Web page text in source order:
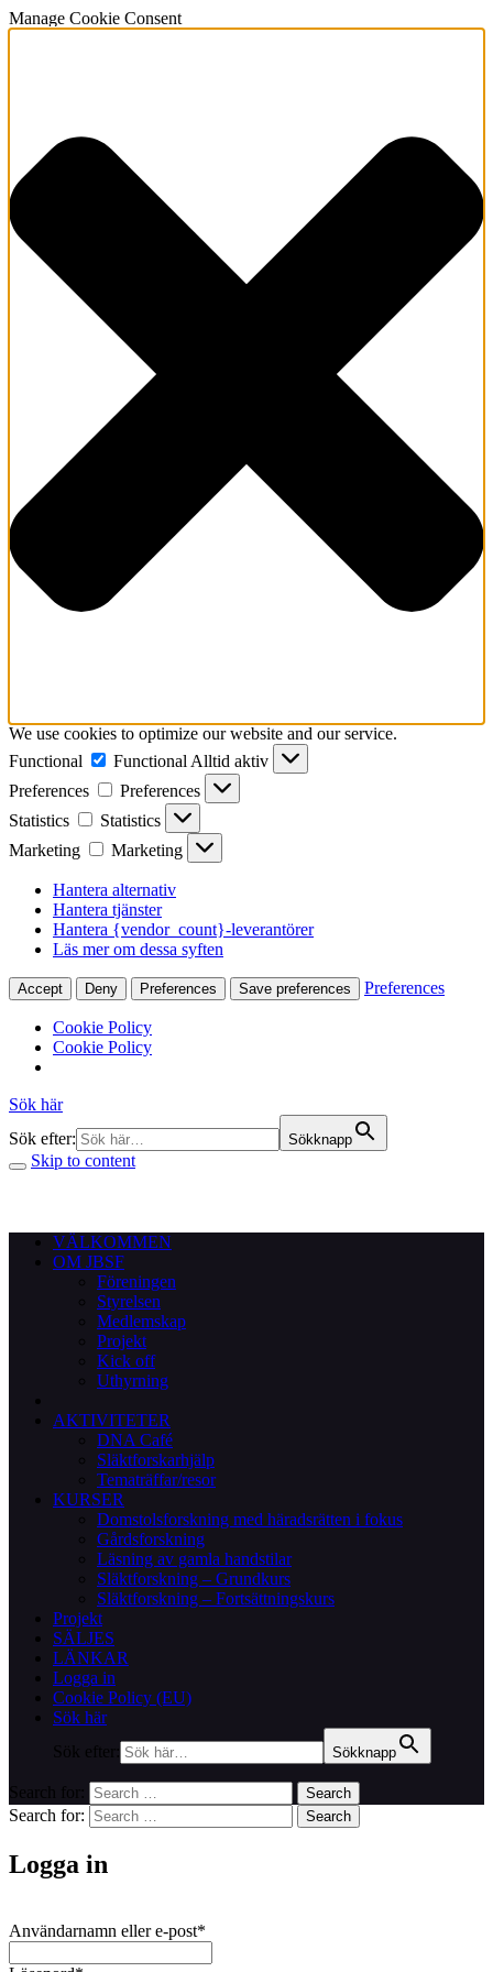
Manage Cookie Consent
We use cookies to optimize our website and our service.
Functional
Functional Alltid aktiv
Preferences
Preferences
Statistics
Statistics
Marketing
Marketing
Hantera alternativ
Hantera tjänster
Hantera {vendor_count}-leverantörer
Läs mer om dessa syften
Accept Deny Preferences Save preferences Preferences
Cookie Policy
Cookie Policy
Sök här
Sök efter:
Sökknapp
Skip to content
VÄLKOMMEN
OM JBSF
Föreningen
Styrelsen
Medlemskap
Projekt
Kick off
Uthyrning
AKTIVITETER
DNA Café
Släktforskarhjälp
Tematräffar/resor
KURSER
Domstolsforskning med häradsrätten i fokus
Gårdsforskning
Läsning av gamla handstilar
Släktforskning – Grundkurs
Släktforskning – Fortsättningskurs
Projekt
SÄLJES
LÄNKAR
Logga in
Cookie Policy (EU)
Sök här
Sök efter:
Sökknapp
Search for: Search
Search for: Search
Logga in
Användarnamn eller e-post*